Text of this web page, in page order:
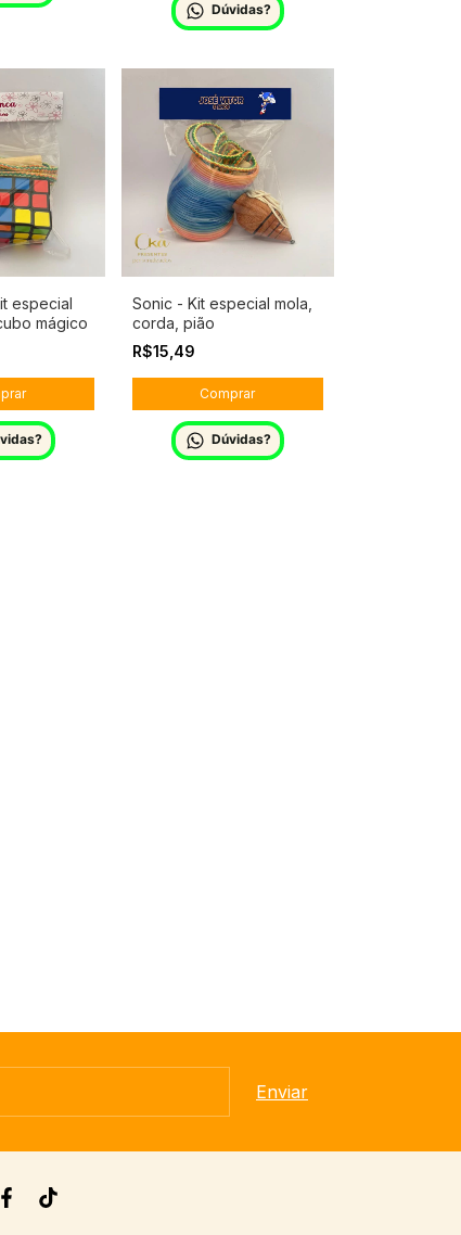
Dúvidas?
especial
mágico
Sonic - Kit especial mola,
corda, pião
R$15,49
Dúvidas?